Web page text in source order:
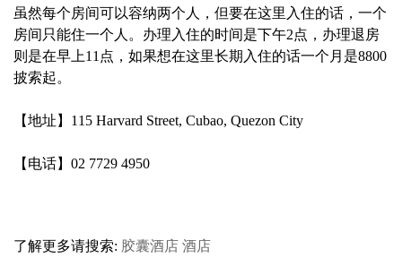
虽然每个房间可以容纳两个人，但要在这里入住的话，一个
房间只能住一个人。办理入住的时间是下午2点，办理退房
则是在早上11点，如果想在这里长期入住的话一个月是8800
披索起。
【地址】115 Harvard Street, Cubao, Quezon City
【电话】02 7729 4950
了解更多请搜索: 胶囊酒店 酒店